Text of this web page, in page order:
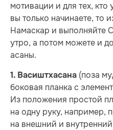
мотивации и для тех, кто
вы только начинаете, то
Намаскар и выполняйте
утро, а потом можете и
асаны.
1. Васиштхасана (поза
боковая планка с
Из положения простой
на одну руку, например,
на внешний и